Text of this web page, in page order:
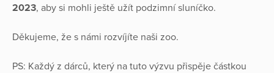
2023, aby si mohli ještě užít podzimní sluníčko.
Děkujeme, že s námi rozvíjíte naši zoo.
PS: Každý z dárců, který na tuto výzvu přispěje částkou